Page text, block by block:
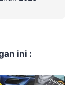
ini :